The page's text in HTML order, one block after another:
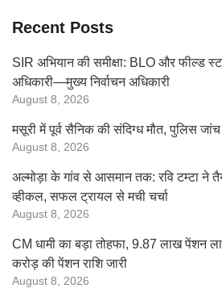
Recent Posts
SIR अभियान की समीक्षा: BLO और फील्ड
अधिकारी—मुख्य निर्वाचन अधिकारी
August 8, 2026
मसूरी में पूर्व सैनिक की संदिग्ध मौत, पुलिस
August 8, 2026
अल्मोड़ा के गांव से आसमान तक: रवि टम्टा ने
व्हीकल, सफल ट्रायल से मची चर्चा
August 8, 2026
CM धामी का बड़ा तोहफा, 9.87 लाख पेंशन
करोड़ की पेंशन राशि जारी
August 8, 2026